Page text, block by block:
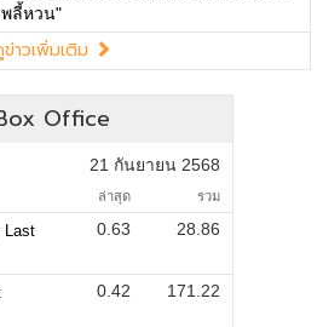
ลี้หวน"
าวเพิ่มเติม
Office
21 กันยายน 2568
ล่าสุด รวม
Last
0.63 28.86
0.42 171.22